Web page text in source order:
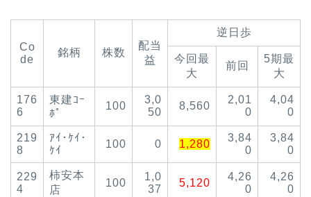
Co
de
銘柄 株数
配当
益
逆日歩
今回最
大
前回
5期最
大
176
6
東建ｺｰ
ﾎﾟ
100
3,0
50
8,560
2,01
0
4,04
0
219
8
ｱｲ･ｹｲ･
ｹｲ
100 0 1,280
3,84
0
3,84
0
229
4
柿安本
店
100
1,0
37
5,120
4,26
0
4,26
0